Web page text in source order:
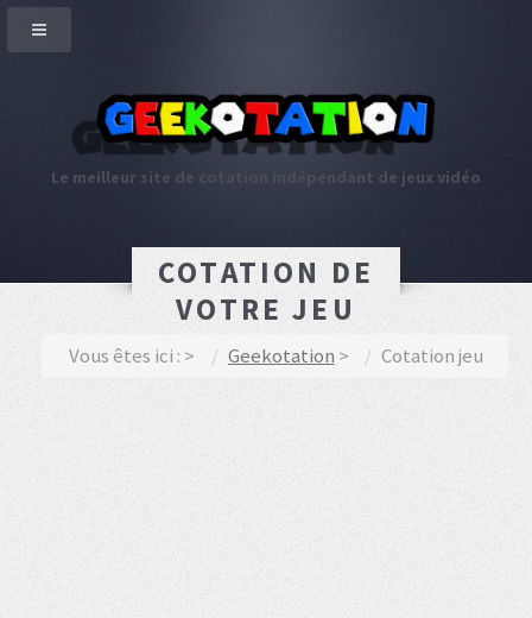
Le meilleur site de cotation indépendant de jeux vidéo
COTATION DE
VOTRE JEU
Vous êtes ici : Geekotation Cotation jeu